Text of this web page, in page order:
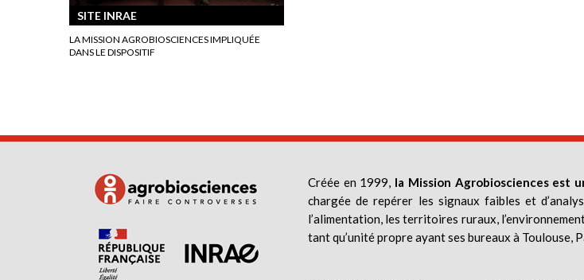
SITE INRAE
LA MISSION AGROBIOSCIENCES IMPLIQUÉE
DANS LE DISPOSITIF
Créée en 1999, la Mission Agrobiosciences est
chargée de repérer les signaux faibles et
l’alimentation, les territoires ruraux,
tant qu’unité propre ayant ses bureaux à Toulouse,